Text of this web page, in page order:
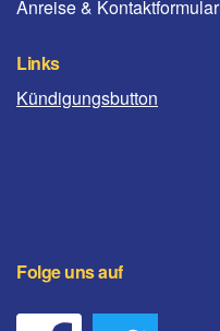
Anreise & Kontaktformular
Links
Kündigungsbutton
Folge uns auf